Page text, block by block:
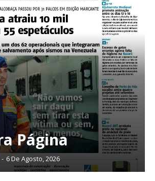
de Assinatura
Página
- 6 De Agosto, 2026